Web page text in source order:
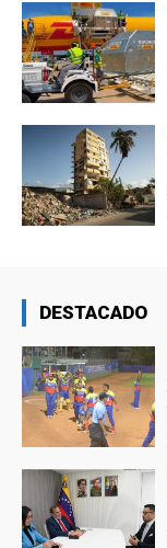
DESTACADO